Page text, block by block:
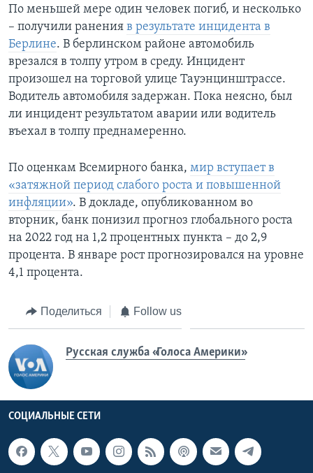
По меньшей мере один человек погиб, и несколько
– получили ранения в результате инцидента в
Берлине. В берлинском районе автомобиль
врезался в толпу утром в среду. Инцидент
произошел на торговой улице Тауэнцинштрассе.
Водитель автомобиля задержан. Пока неясно, был
ли инцидент результатом аварии или водитель
въехал в толпу преднамеренно.
По оценкам Всемирного банка, мир вступает в
«затяжной период слабого роста и повышенной
инфляции». В докладе, опубликованном во
вторник, банк понизил прогноз глобального роста
на 2022 год на 1,2 процентных пункта – до 2,9
процента. В январе рост прогнозировался на уровне
4,1 процента.
Поделиться Follow us
Русская служба «Голоса Америки»
СОЦИАЛЬНЫЕ СЕТИ